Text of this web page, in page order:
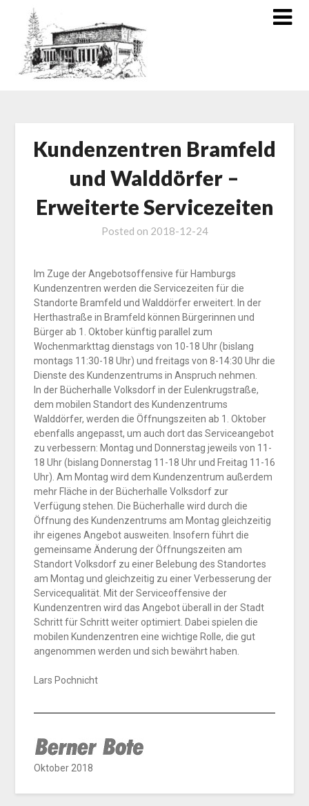
Kundenzentren Bramfeld
und Walddörfer –
Erweiterte Servicezeiten
Posted on 2018-12-24
Im Zuge der Angebotsoffensive für Hamburgs
Kundenzentren werden die Servicezeiten für die
Standorte Bramfeld und Walddörfer erweitert. In der
Herthastraße in Bramfeld können Bürgerinnen und
Bürger ab 1. Oktober künftig parallel zum
Wochenmarkttag dienstags von 10-18 Uhr (bislang
montags 11:30-18 Uhr) und freitags von 8-14:30 Uhr die
Dienste des Kundenzentrums in Anspruch nehmen.
In der Bücherhalle Volksdorf in der Eulenkrugstraße,
dem mobilen Standort des Kundenzentrums
Walddörfer, werden die Öffnungszeiten ab 1. Oktober
ebenfalls angepasst, um auch dort das Serviceangebot
zu verbessern: Montag und Donnerstag jeweils von 11-
18 Uhr (bislang Donnerstag 11-18 Uhr und Freitag 11-16
Uhr). Am Montag wird dem Kundenzentrum außerdem
mehr Fläche in der Bücherhalle Volksdorf zur
Verfügung stehen. Die Bücherhalle wird durch die
Öffnung des Kundenzentrums am Montag gleichzeitig
ihr eigenes Angebot ausweiten. Insofern führt die
gemeinsame Änderung der Öffnungszeiten am
Standort Volksdorf zu einer Belebung des Standortes
am Montag und gleichzeitig zu einer Verbesserung der
Servicequalität. Mit der Serviceoffensive der
Kundenzentren wird das Angebot überall in der Stadt
Schritt für Schritt weiter optimiert. Dabei spielen die
mobilen Kundenzentren eine wichtige Rolle, die gut
angenommen werden und sich bewährt haben.
Lars Pochnicht
Oktober 2018